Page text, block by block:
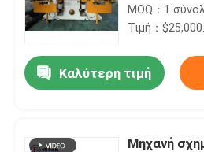
MOQ：1
Τιμή：
Καλύτερη τιμή
Μηχανή